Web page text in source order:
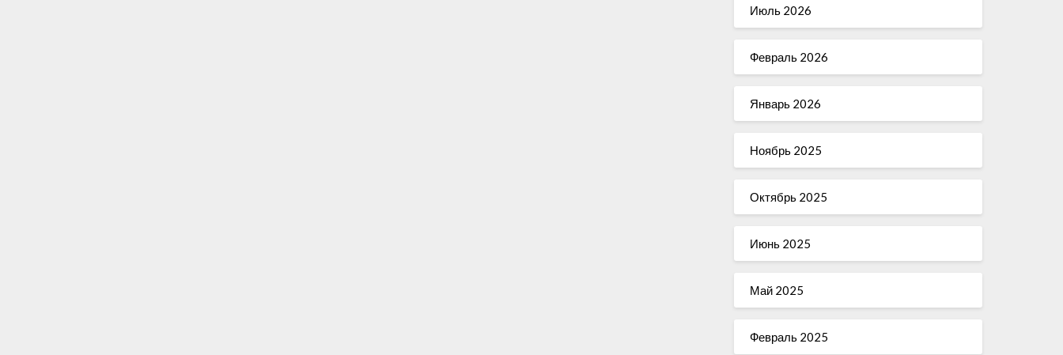
Июль 2026
Февраль 2026
Январь 2026
Ноябрь 2025
Октябрь 2025
Июнь 2025
Май 2025
Февраль 2025